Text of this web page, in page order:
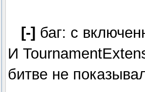
[-] баг: с
И
битве не